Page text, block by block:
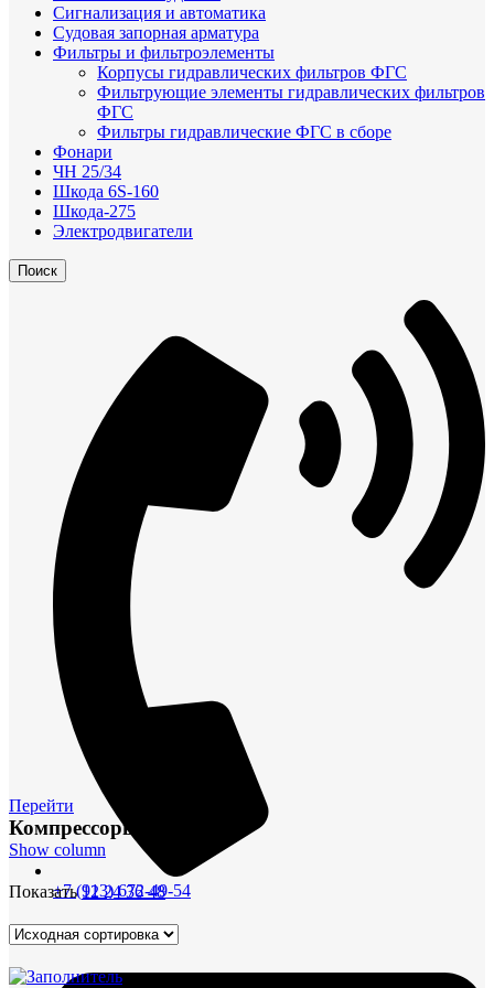
Сигнализация и автоматика
Судовая запорная арматура
Фильтры и фильтроэлементы
Корпусы гидравлических фильтров ФГС
Фильтрующие элементы гидравлических фильтров
ФГС
Фильтры гидравлические ФГС в сборе
Фонари
ЧН 25/34
Шкода 6S-160
Шкода-275
Электродвигатели
Поиск
+7 (913) 672-49-54
Перейти
Компрессоры
Show column
Показать12243648